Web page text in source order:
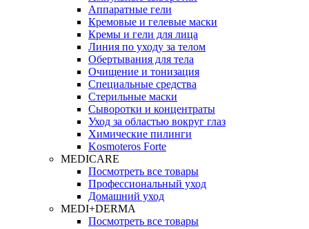
Аппаратные гели
Кремовые и гелевые маски
Кремы и гели для лица
Линия по уходу за телом
Обертывания для тела
Очищение и тонизация
Специальные средства
Стерильные маски
Сыворотки и концентраты
Уход за областью вокруг глаз
Химические пилинги
Kosmoteros Forte
MEDICARE
Посмотреть все товары
Профессиональный уход
Домашний уход
MEDI+DERMA
Посмотреть все товары